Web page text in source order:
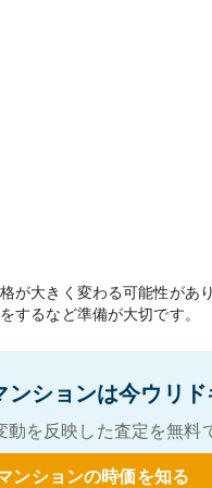
大きく変わる可能性が
するなど準備が大切です。
ンションは今ウリド
を反映した査定を無
ンションの時価を知る